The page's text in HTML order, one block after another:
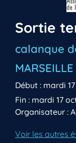
Sortie
calanque
MARSEILLE
Début : mardi
Fin : mardi 17
Organisateur :
Voir les autres